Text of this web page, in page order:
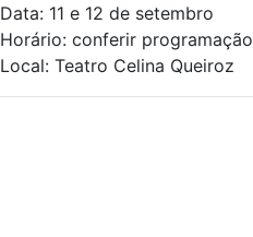
Data: 11 e 12 de setembro
Horário: conferir programação
Local: Teatro Celina Queiroz